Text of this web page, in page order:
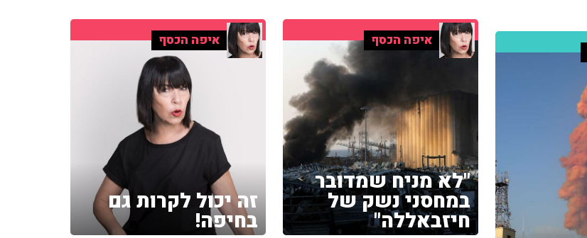
איפה הכסף
"לא מניח שמדובר
במחסני נשק של
חיזבאללה"
איפה הכסף
זה יכול לקרות גם
בחיפה!